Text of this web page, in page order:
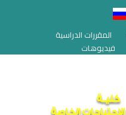
المقررات الدراسية
فيديوهات